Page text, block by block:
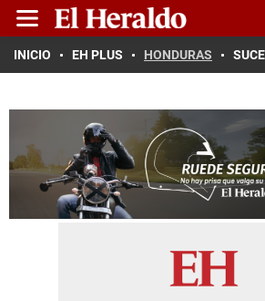
INICIO EH PLUS HONDURAS